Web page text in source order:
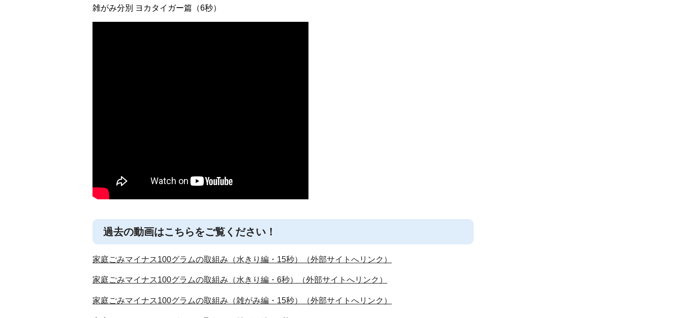
雑がみ分別 ヨカタイガー篇（6秒）
過去の動画はこちらをご覧ください！
家庭ごみマイナス100グラムの取組み（水きり編・15秒）（外部サイトへリンク）
家庭ごみマイナス100グラムの取組み（水きり編・6秒）（外部サイトへリンク）
家庭ごみマイナス100グラムの取組み（雑がみ編・15秒）（外部サイトへリンク）